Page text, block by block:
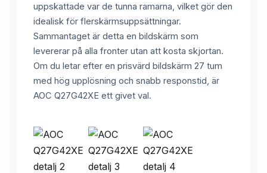
uppskattade var de tunna ramarna, vilket gör den
idealisk för flerskärmsuppsättningar.
Sammantaget är detta en bildskärm som
levererar på alla fronter utan att kosta skjortan.
Om du letar efter en prisvärd bildskärm 27 tum
med hög upplösning och snabb responstid, är
AOC Q27G42XE ett givet val.